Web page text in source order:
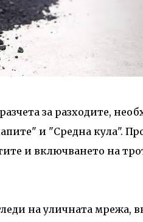
за разходите,
и "Средна кула".
и включването на
на уличната мрежа,